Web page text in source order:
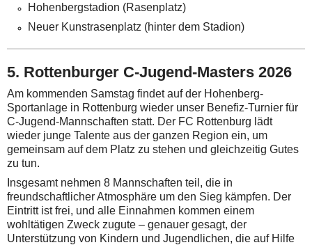
Hohenbergstadion (Rasenplatz)
Neuer Kunstrasenplatz (hinter dem Stadion)
5. Rottenburger C-Jugend-Masters 2026
Am kommenden Samstag findet auf der Hohenberg-
Sportanlage in Rottenburg wieder unser Benefiz-Turnier für
C-Jugend-Mannschaften statt. Der FC Rottenburg lädt
wieder junge Talente aus der ganzen Region ein, um
gemeinsam auf dem Platz zu stehen und gleichzeitig Gutes
zu tun.
Insgesamt nehmen 8 Mannschaften teil, die in
freundschaftlicher Atmosphäre um den Sieg kämpfen. Der
Eintritt ist frei, und alle Einnahmen kommen einem
wohltätigen Zweck zugute – genauer gesagt, der
Unterstützung von Kindern und Jugendlichen, die auf Hilfe